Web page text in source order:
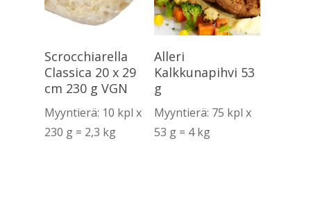
Lue Lisää
Scrocchiarella
Classica 20 x 29
cm 230 g VGN
Myyntierä: 10 kpl x
230 g = 2,3 kg
Alleri
Kalkkunapihvi 53
g
Myyntierä: 75 kpl x
53 g = 4 kg